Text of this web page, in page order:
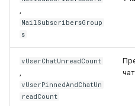
,
MailSubscribersGroup
s
vUserChatUnreadCount
,
vUserPinnedAndChatUn
readCount